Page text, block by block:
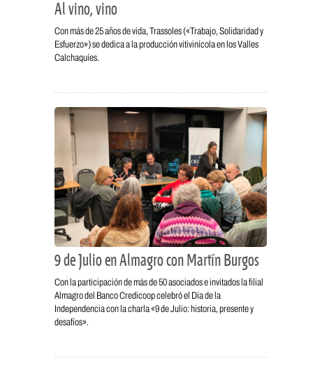
Al vino, vino
Con más de 25 años de vida, Trassoles («Trabajo, Solidaridad y
Esfuerzo») se dedica a la producción vitivinícola en los Valles
Calchaquíes.
9 de Julio en Almagro con Martín Burgos
Con la participación de más de 50 asociados e invitados la filial
Almagro del Banco Credicoop celebró el Día de la
Independencia con la charla «9 de Julio: historia, presente y
desafíos».